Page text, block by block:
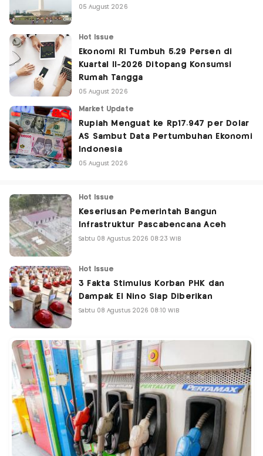
05 August 2026
Hot Issue
Ekonomi RI Tumbuh 5,29 Persen di
Kuartal II-2026 Ditopang Konsumsi
Rumah Tangga
05 August 2026
Market Update
Rupiah Menguat ke Rp17.947 per Dolar
AS Sambut Data Pertumbuhan Ekonomi
Indonesia
05 August 2026
Hot Issue
Keseriusan Pemerintah Bangun
Infrastruktur Pascabencana Aceh
Sabtu 08 Agustus 2026 08:23 WIB
Hot Issue
3 Fakta Stimulus Korban PHK dan
Dampak El Nino Siap Diberikan
Sabtu 08 Agustus 2026 08:10 WIB